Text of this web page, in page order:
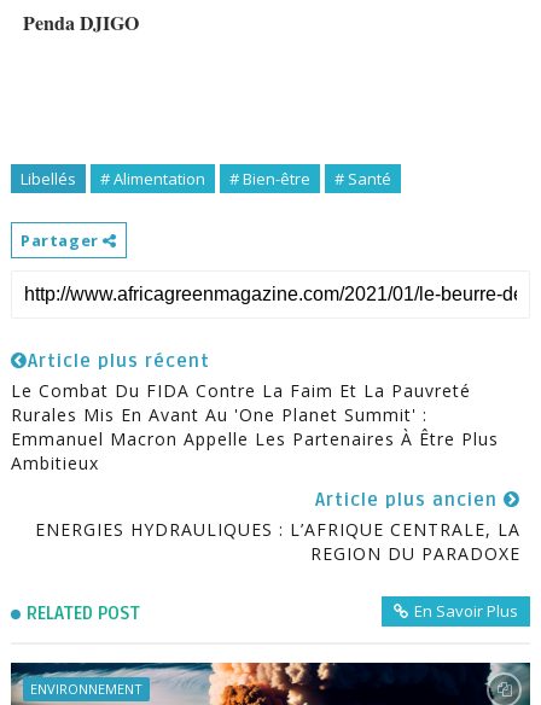
Penda DJIGO
Libellés # Alimentation # Bien-être # Santé
Partager
Article plus récent
Le Combat Du FIDA Contre La Faim Et La Pauvreté
Rurales Mis En Avant Au 'One Planet Summit' :
Emmanuel Macron Appelle Les Partenaires À Être Plus
Ambitieux
Article plus ancien
ENERGIES HYDRAULIQUES : L’AFRIQUE CENTRALE, LA
REGION DU PARADOXE
RELATED POST En Savoir Plus
ENVIRONNEMENT